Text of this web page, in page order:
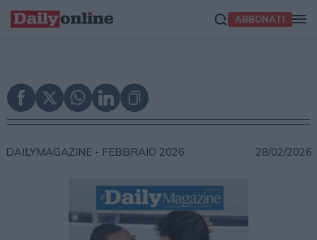
ABBONATI
DAILYMAGAZINE - FEBBRAIO 2026 28/02/2026